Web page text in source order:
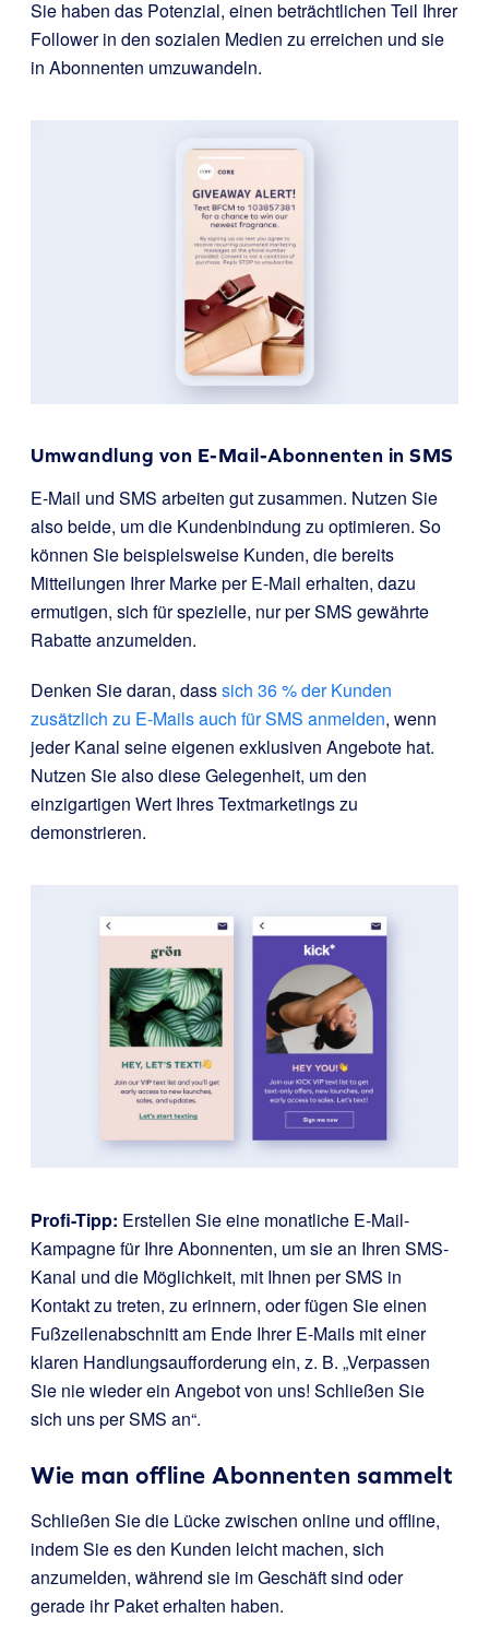
Sie haben das Potenzial, einen beträchtlichen Teil Ihrer
Follower in den sozialen Medien zu erreichen und sie
in Abonnenten umzuwandeln.
Umwandlung von E-Mail-Abonnenten in SMS
E-Mail und SMS arbeiten gut zusammen. Nutzen Sie
also beide, um die Kundenbindung zu optimieren. So
können Sie beispielsweise Kunden, die bereits
Mitteilungen Ihrer Marke per E-Mail erhalten, dazu
ermutigen, sich für spezielle, nur per SMS gewährte
Rabatte anzumelden.
Denken Sie daran, dasssich 36 % der Kunden
zusätzlich zu E-Mails auch für SMS anmelden, wenn
jeder Kanal seine eigenen exklusiven Angebote hat.
Nutzen Sie also diese Gelegenheit, um den
einzigartigen Wert Ihres Textmarketings zu
demonstrieren.
Profi-Tipp: Erstellen Sie eine monatliche E-Mail-
Kampagne für Ihre Abonnenten, um sie an Ihren SMS-
Kanal und die Möglichkeit, mit Ihnen per SMS in
Kontakt zu treten, zu erinnern, oder fügen Sie einen
Fußzeilenabschnitt am Ende Ihrer E-Mails mit einer
klaren Handlungsaufforderung ein, z. B. „Verpassen
Sie nie wieder ein Angebot von uns! Schließen Sie
sich uns per SMS an“.
Wie man offline Abonnenten sammelt
Schließen Sie die Lücke zwischen online und offline,
indem Sie es den Kunden leicht machen, sich
anzumelden, während sie im Geschäft sind oder
gerade ihr Paket erhalten haben.